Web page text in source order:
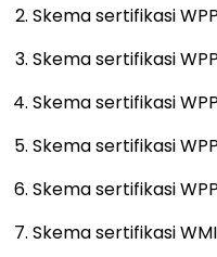
Skema sertifikasi
Skema sertifikasi
Skema sertifikasi
Skema sertifikasi
Skema sertifikasi
Skema sertifikasi WMI